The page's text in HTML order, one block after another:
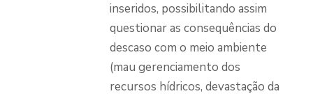
inseridos, possibilitando assim
questionar as consequências do
descaso com o meio ambiente
(mau gerenciamento dos
recursos hídricos, devastação da